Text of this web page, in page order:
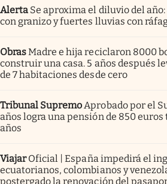
Alerta Se aproxima el diluvio del
con granizo y fuertes lluvias con
ObrasMadre e hija reciclaron 8000
construir una casa. 5 años después
de 7 habitaciones desde cero
Tribunal Supremo Aprobado por el
años logra una pensión de 850 euros
años
Viajar Oficial | España impedirá el
ecuatorianos, colombianos y
postergado la renovación del